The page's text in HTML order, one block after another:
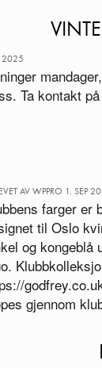
2025
Ta kontakt
AV WPPRO 1. SEP
farger er
til Oslo
og kongeblå
gjennom